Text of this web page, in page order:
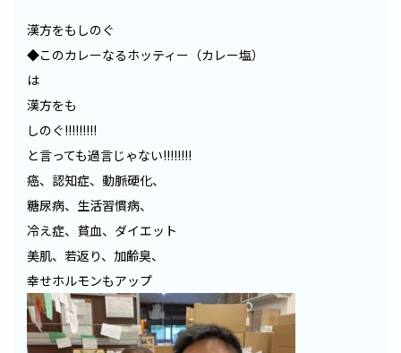
漢方をもしのぐ
◆このカレーなるホッティー（カレー塩）
は
漢方をも
しのぐ!!!!!!!!!
と言っても過言じゃない!!!!!!!!
癌、認知症、動脈硬化、
糖尿病、生活習慣病、
冷え症、貧血、ダイエット
美肌、若返り、加齢臭、
幸せホルモンもアップ